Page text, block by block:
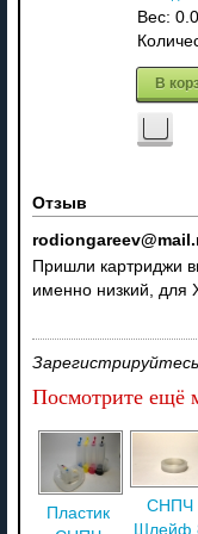
Вес:
В
Отзыв
Пришли картриджи
именно низкий, для
Посмотрите ещё
Пластик
СНПЧ
Шлейф